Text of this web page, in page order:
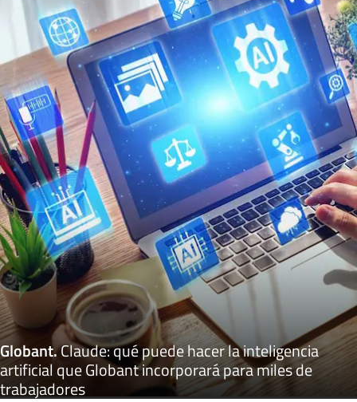
Globant.Claude: qué puede hacer la inteligencia
artificial que Globant incorporará para miles de
trabajadores